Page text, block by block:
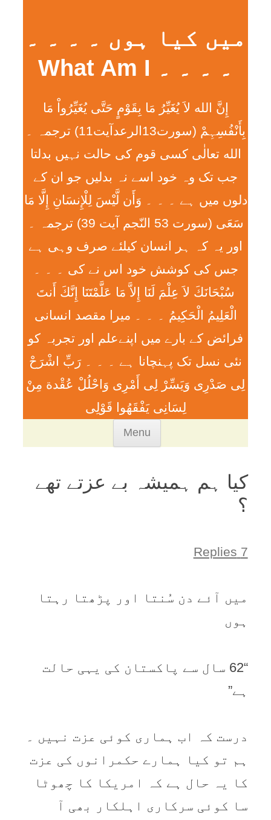
میں کیا ہوں ۔ ۔ ۔ ۔
۔ ۔ ۔ ۔ What Am I
إِنَّ الله لاَ يُغَيِّرُ مَا بِقَوْمٍ حَتَّی يُغَيِّرُواْ مَا
بِأَنْفُسِہِمْ (سورت13الرعدآیت11) ترجمہ ۔
الله تعالٰی کسی قوم کی حالت نہیں بدلتا
جب تک وہ خود اسے نہ بدلیں جو ان کے
دلوں میں ہے ۔ ۔ ۔ وَأَن لَّيْسَ لِلْإِنسَانِ إِلَّا مَا
سَعَی (سورت 53 النّجم آیت 39) ترجمہ ۔
اور یہ کہ ہر انسان کیلئے صرف وہی ہے
جس کی کوشش خود اس نے کی ۔ ۔ ۔
سُبْحَانَكَ لاَ عِلْمَ لَنَا إِلاَّ مَا عَلَّمْتَنَا إِنَّكَ أَنتَ
الْعَلِيمُ الْحَكِيمُ ۔ ۔ ۔ ميرا مقصد انسانی
فرائض کے بارے میں اپنےعلم اور تجربہ کو
نئی نسل تک پہنچانا ہے ۔ ۔ ۔ رَبِّ اشْرَحْ
لِی صَدْرِی وَيَسِّرْ لِی أَمْرِی وَاحْلُلْ عُقْدة مِنْ
لِسَانِی يَفْقَھُوا قَوْلِی
Menu
content
کيا ہم ہميشہ بے عزتے تھے
؟
7 Replies
ميں آئے دن سُنتا اور پڑھتا رہتا
ہوں
“62 سال سے پاکستان کی يہی حالت
ہے”
درست کہ اب ہماری کوئی عزت نہيں ۔
ہم تو کيا ہمارے حکمرانوں کی عزت
کا يہ حال ہے کہ امريکا کا چھوٹا
سا کوئی سرکاری اہلکار بھی آ